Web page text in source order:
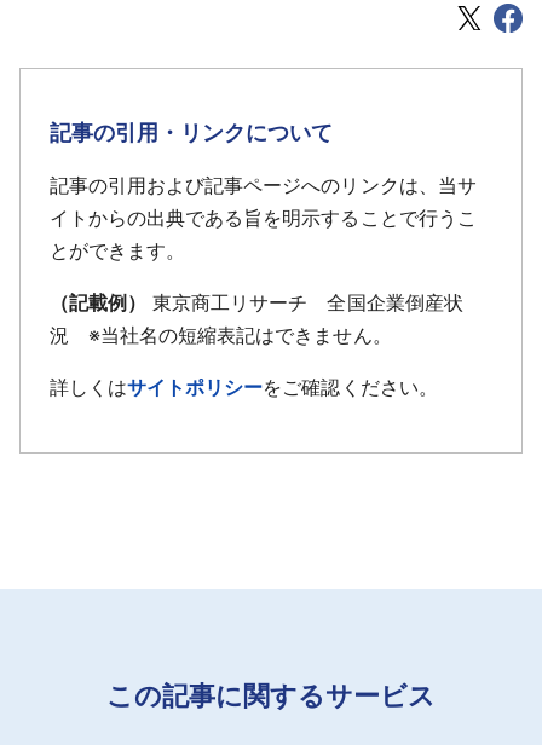
記事の引用・リンクについて
記事の引用および記事ページへのリンクは、当サ
イトからの出典である旨を明示することで行うこ
とができます。
（記載例）
東京商工リサーチ 全国企業倒産状
況 ※当社名の短縮表記はできません。
詳しくはサイトポリシーをご確認ください。
この記事に関するサービス